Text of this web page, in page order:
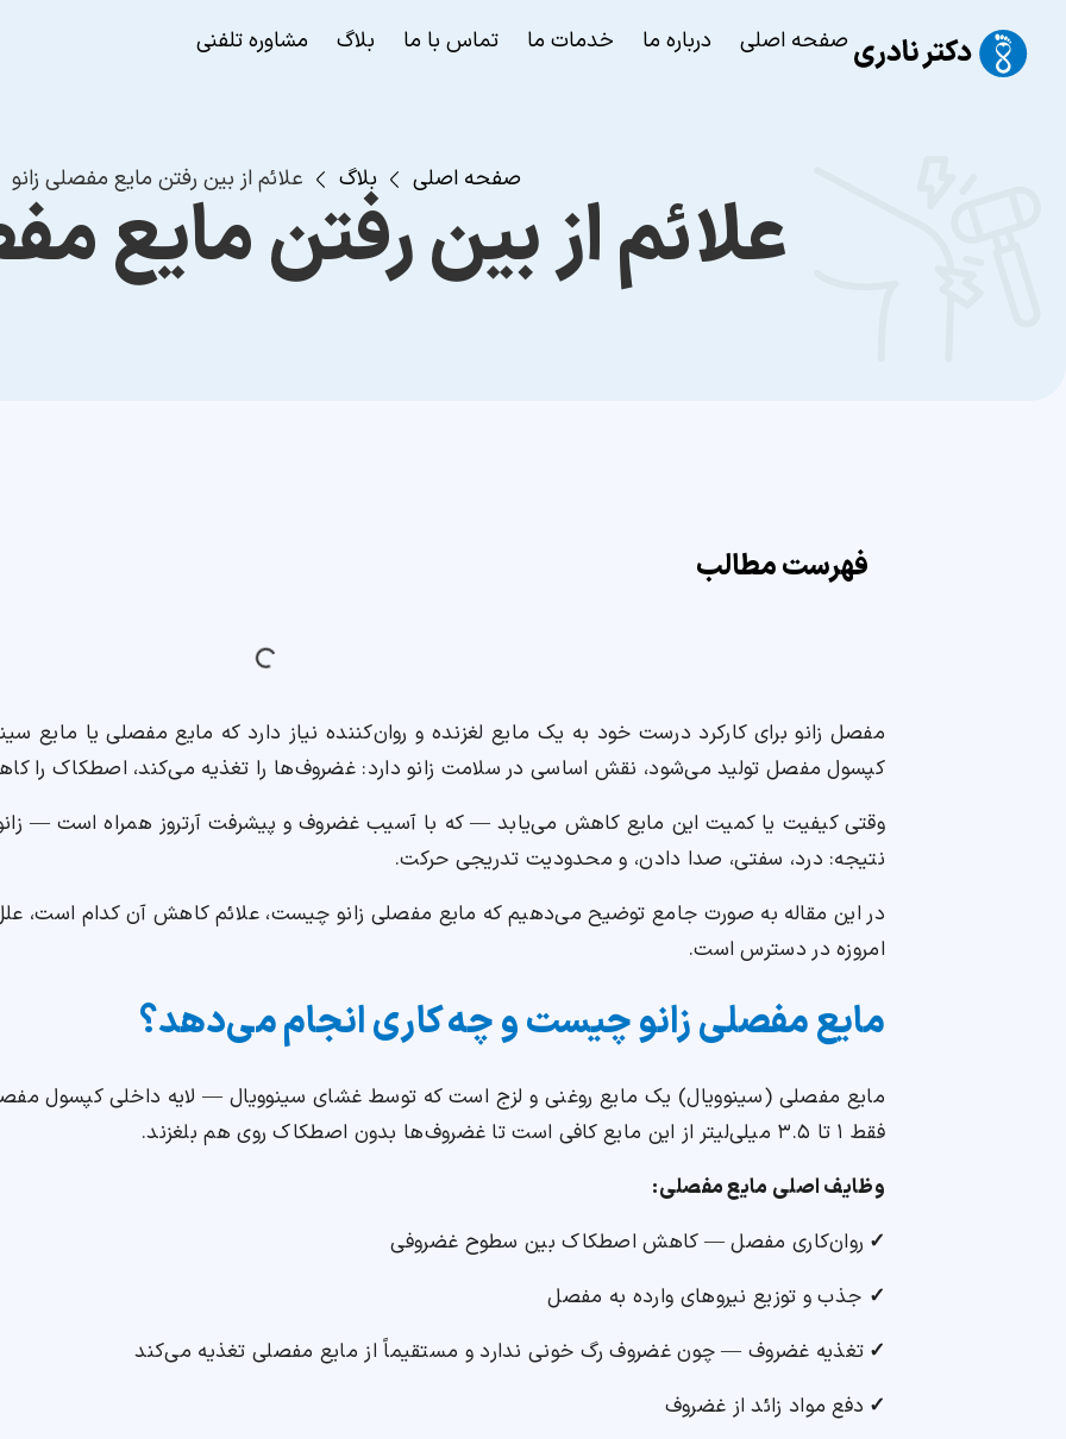
صفحه اصلی درباره ما خدمات ما تماس با ما بلاگ مشاوره تلفنی
صفحه اصلی بلاگ علائم از بین رفتن مایع مفصلی زانو
علائم از بین رفتن مایع
فهرست مطالب
مفصل زانو برای کارکرد درست خود به یک مایع لغزنده و روان‌کننده نیاز دارد که مایع مفصلی یا مایع
کپسول مفصل تولید می‌شود، نقش اساسی در سلامت زانو دارد: غضروف‌ها را تغذیه می‌کند، اصطکاک را
وقتی کیفیت یا کمیت این مایع کاهش می‌یابد — که با آسیب غضروف و پیشرفت آرتروز همراه است —
نتیجه: درد، سفتی، صدا دادن، و محدودیت تدریجی حرکت.
در این مقاله به صورت جامع توضیح می‌دهیم که مایع مفصلی زانو چیست، علائم کاهش آن کدام است،
امروزه در دسترس است.
مایع مفصلی زانو چیست و چه کاری انجام می‌دهد؟
مایع مفصلی (سینوویال) یک مایع روغنی و لزج است که توسط غشای سینوویال — لایه داخلی کپسول
فقط ۱ تا ۳.۵ میلی‌لیتر از این مایع کافی است تا غضروف‌ها بدون اصطکاک روی هم بلغزند.
وظایف اصلی مایع مفصلی:
✓ روان‌کاری مفصل — کاهش اصطکاک بین سطوح غضروفی
✓ جذب و توزیع نیروهای وارده به مفصل
✓ تغذیه غضروف — چون غضروف رگ خونی ندارد و مستقیماً از مایع مفصلی تغذیه می‌کند
✓ دفع مواد زائد از غضروف